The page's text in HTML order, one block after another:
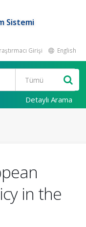
Sistemi
Girişi English
Detaylı Arama
in the